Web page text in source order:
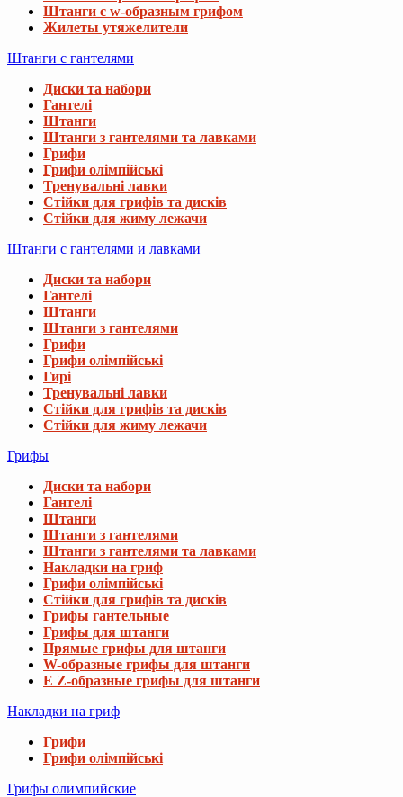
Штанги с w-образным грифом
Жилеты утяжелители
Штанги с гантелями
Диски та набори
Гантелі
Штанги
Штанги з гантелями та лавками
Грифи
Грифи олімпійські
Тренувальні лавки
Стійки для грифів та дисків
Стійки для жиму лежачи
Штанги с гантелями и лавками
Диски та набори
Гантелі
Штанги
Штанги з гантелями
Грифи
Грифи олімпійські
Гирі
Тренувальні лавки
Стійки для грифів та дисків
Стійки для жиму лежачи
Грифы
Диски та набори
Гантелі
Штанги
Штанги з гантелями
Штанги з гантелями та лавками
Накладки на гриф
Грифи олімпійські
Стійки для грифів та дисків
Грифы гантельные
Грифы для штанги
Прямые грифы для штанги
W-образные грифы для штанги
E Z-образные грифы для штанги
Накладки на гриф
Грифи
Грифи олімпійські
Грифы олимпийские